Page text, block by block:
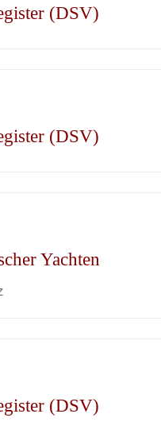
(DSV)
(DSV)
Yachten
(DSV)